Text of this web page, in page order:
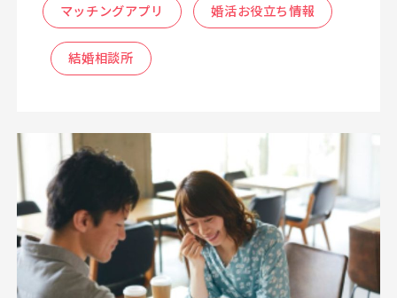
マッチングアプリ 婚活お役立ち情報
結婚相談所